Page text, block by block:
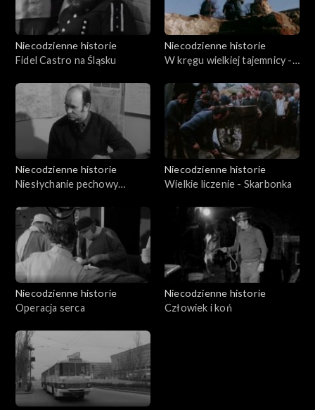
Niecodzienne historie
Fidel Castro na Śląsku
Niecodzienne historie
W kręgu wielkiej tajemnicy -
Niecodzienne historie
Niesłychanie pechowy
Niecodzienne historie
Wielkie liczenie - Skarbonka
Niecodzienne historie
Operacja serca
Niecodzienne historie
Człowiek i koń